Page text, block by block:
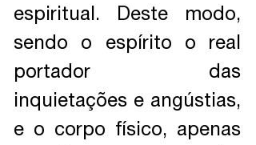
espiritual. Deste modo,
sendo o espírito o real
portador das
inquietações e angústias,
e o corpo físico, apenas